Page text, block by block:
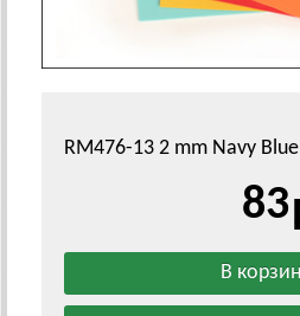
RM476-13 2 mm Navy Blue
83